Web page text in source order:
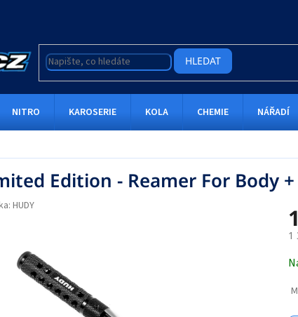
HLEDAT
NITRO KAROSERIE KOLA CHEMIE NÁŘADÍ
Edition - Reamer For Body
HUDY
1